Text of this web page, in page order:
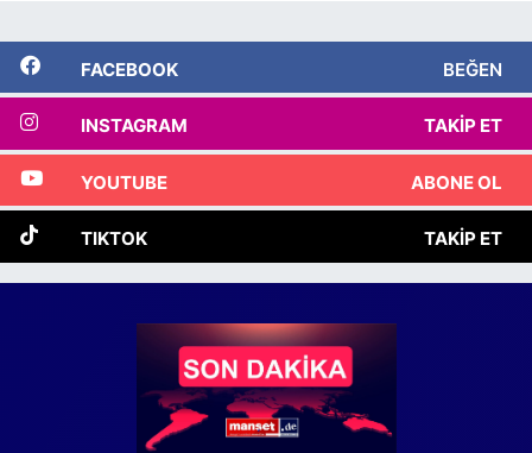
FACEBOOK BEĞEN
INSTAGRAM TAKIP ET
YOUTUBE ABONE OL
TIKTOK TAKIP ET